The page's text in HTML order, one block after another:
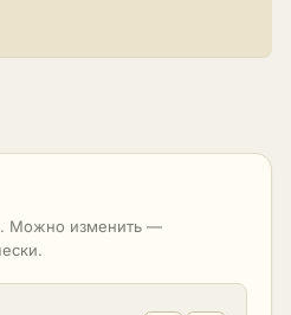
Можно изменить —